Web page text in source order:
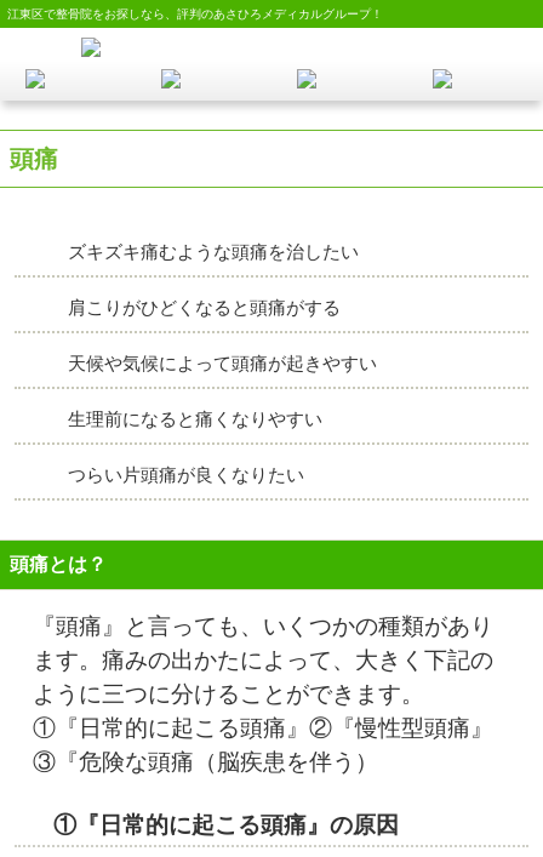
江東区で整骨院をお探しなら、評判のあさひろメディカルグループ！
頭痛
ズキズキ痛むような頭痛を治したい
肩こりがひどくなると頭痛がする
天候や気候によって頭痛が起きやすい
生理前になると痛くなりやすい
つらい片頭痛が良くなりたい
頭痛とは？
『頭痛』と言っても、いくつかの種類があり
ます。痛みの出かたによって、大きく下記の
ように三つに分けることができます。
①『日常的に起こる頭痛』②『慢性型頭痛』
③『危険な頭痛（脳疾患を伴う）
①『日常的に起こる頭痛』の原因